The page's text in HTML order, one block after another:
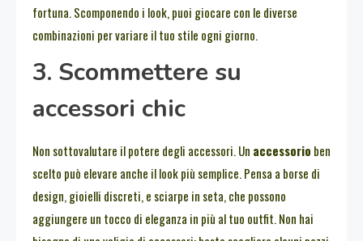
fortuna. Scomponendo i look, puoi giocare con le diverse
combinazioni per variare il tuo stile ogni giorno.
3. Scommettere su
accessori chic
Non sottovalutare il potere degli accessori. Un accessorio ben
scelto può elevare anche il look più semplice. Pensa a borse di
design, gioielli discreti, e sciarpe in seta, che possono
aggiungere un tocco di eleganza in più al tuo outfit. Non hai